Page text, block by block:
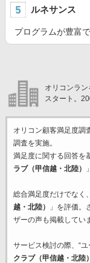
ルネサンス
プログラムが豊富
オリコンラ
スタート。
オリコン顧客満足度調
調査を実施。
満足度に関する回答を
ラブ（甲信越・北陸）
総合満足度だけでなく
越・北陸）
」を評価。
ザーの声も掲載してい
サービス検討の際、“
クラブ（甲信越・北陸）